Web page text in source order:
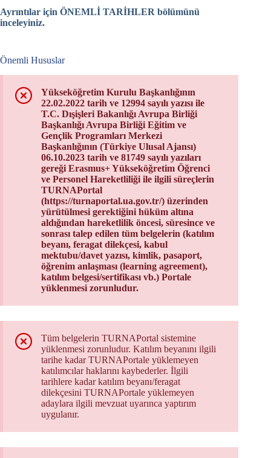
Ayrıntılar için ÖNEMLİ TARİHLER bölümünü
inceleyiniz.
Önemli Hususlar
Yükseköğretim Kurulu Başkanlığının
22.02.2022 tarih ve 12994 sayılı yazısı ile
T.C. Dışişleri Bakanlığı Avrupa Birliği
Başkanlığı Avrupa Birliği Eğitim ve
Gençlik Programları Merkezi
Başkanlığının (Türkiye Ulusal Ajansı)
06.10.2023 tarih ve 81749 sayılı yazıları
gereği Erasmus+ Yükseköğretim Öğrenci
ve Personel Hareketliliği ile ilgili süreçlerin
TURNAPortal
(https://turnaportal.ua.gov.tr/) üzerinden
yürütülmesi gerektiğini hüküm altına
aldığından hareketlilik öncesi, süresince ve
sonrası talep edilen tüm belgelerin (katılım
beyanı, feragat dilekçesi, kabul
mektubu/davet yazısı, kimlik, pasaport,
öğrenim anlaşması (learning agreement),
katılım belgesi/sertifikası vb.) Portale
yüklenmesi zorunludur.
Tüm belgelerin TURNAPortal sistemine
yüklenmesi zorunludur. Katılım beyanını ilgili
tarihe kadar TURNAPortale yüklemeyen
katılımcılar haklarını kaybederler. İlgili
tarihlere kadar katılım beyanı/feragat
dilekçesini TURNAPortale yüklemeyen
adaylara ilgili mevzuat uyarınca yaptırım
uygulanır.